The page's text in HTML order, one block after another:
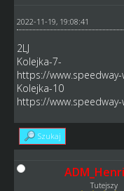
2022-11-19, 19:08:41
2LJ
Kolejka-7-
https://
Kolejka-10
https://
Szukaj
Tutejszy